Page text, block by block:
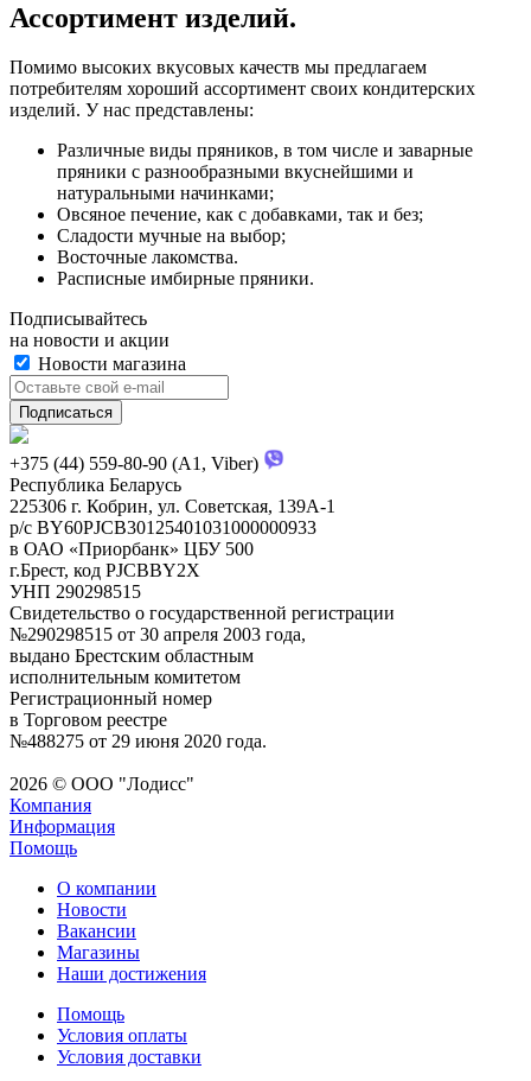
Ассортимент изделий.
Помимо высоких вкусовых качеств мы предлагаем
потребителям хороший ассортимент своих кондитерских
изделий. У нас представлены:
Различные виды пряников, в том числе и заварные
пряники с разнообразными вкуснейшими и
натуральными начинками;
Овсяное печение, как с добавками, так и без;
Сладости мучные на выбор;
Восточные лакомства.
Расписные имбирные пряники.
Подписывайтесь
на новости и акции
Новости магазина
+375 (44) 559-80-90 (A1, Viber)
Республика Беларусь
225306 г. Кобрин, ул. Советская, 139А-1
р/с BY60PJCB30125401031000000933
в ОАО «Приорбанк» ЦБУ 500
г.Брест, код PJCBBY2X
УНП 290298515
Свидетельство о государственной регистрации
№290298515 от 30 апреля 2003 года,
выдано Брестским областным
исполнительным комитетом
Регистрационный номер
в Торговом реестре
№488275 от 29 июня 2020 года.
2026 © ООО "Лодисс"
Компания
Информация
Помощь
О компании
Новости
Вакансии
Магазины
Наши достижения
Помощь
Условия оплаты
Условия доставки